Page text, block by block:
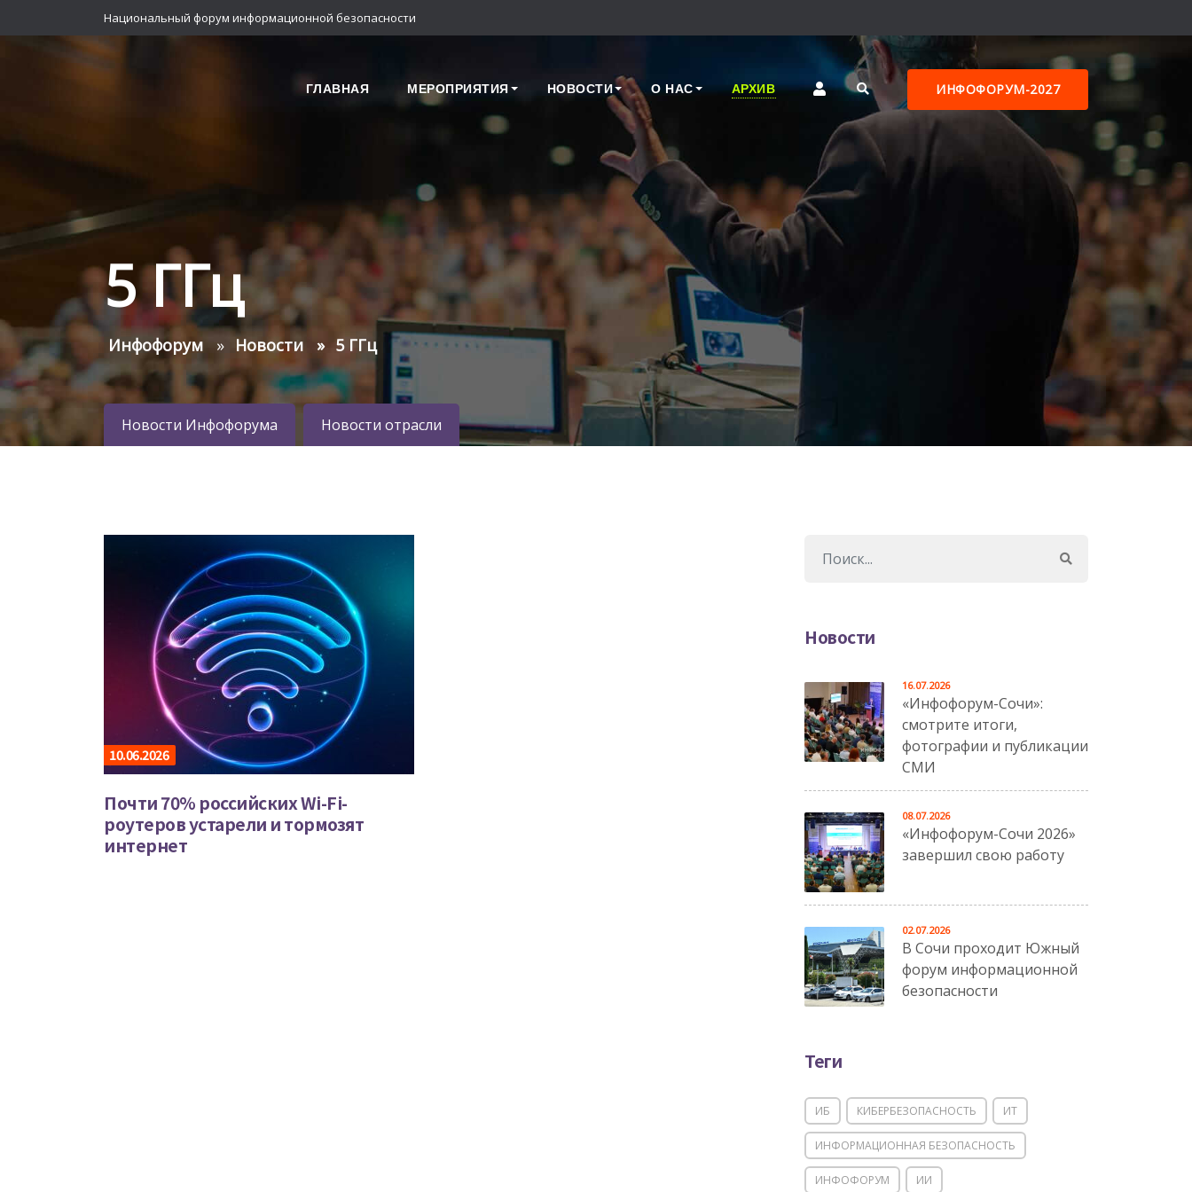
Национальный форум информационной безопасности
ГЛАВНАЯ МЕРОПРИЯТИЯ НОВОСТИ О НАС АРХИВ ИНФОФОРУМ-2027
5 ГГц
Инфофорум Новости 5 ГГц
Новости Инфофорума Новости отрасли
10.06.2026
Почти 70% российских Wi-Fi-
роутеров устарели и тормозят
интернет
Новости
«Инфофорум-Сочи»:
смотрите итоги,
фотографии и публикации
СМИ
16.07.2026
«Инфофорум-Сочи 2026»
завершил свою работу
08.07.2026
В Сочи проходит Южный
форум информационной
безопасности
02.07.2026
Теги
ИБ КИБЕРБЕЗОПАСНОСТЬ ИТ
ИНФОРМАЦИОННАЯ БЕЗОПАСНОСТЬ
ИНФОФОРУМ ИИ